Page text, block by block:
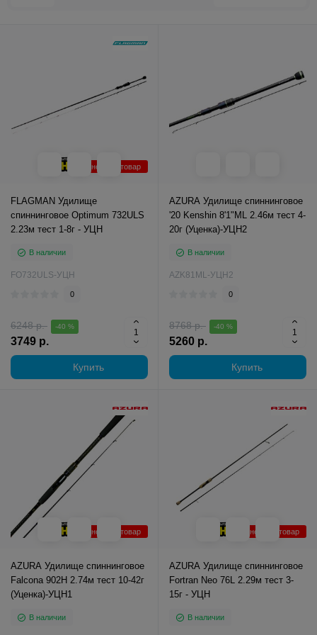
Уцененный товар
FLAGMAN Удилище
спиннинговое Optimum 732ULS
2.23м тест 1-8г - УЦН
В наличии
FO732ULS-УЦН
0
6248 р. -40 %
3749 р.
Купить
AZURA Удилище спиннинговое
'20 Kenshin 8'1"ML 2.46м тест 4-
20г (Уценка)-УЦН2
В наличии
AZK81ML-УЦН2
0
8768 р. -40 %
5260 р.
Купить
Уцененный товар
AZURA Удилище спиннинговое
Falcona 902H 2.74м тест 10-42г
(Уценка)-УЦН1
В наличии
Уцененный товар
AZURA Удилище спиннинговое
Fortran Neo 76L 2.29м тест 3-
15г - УЦН
В наличии